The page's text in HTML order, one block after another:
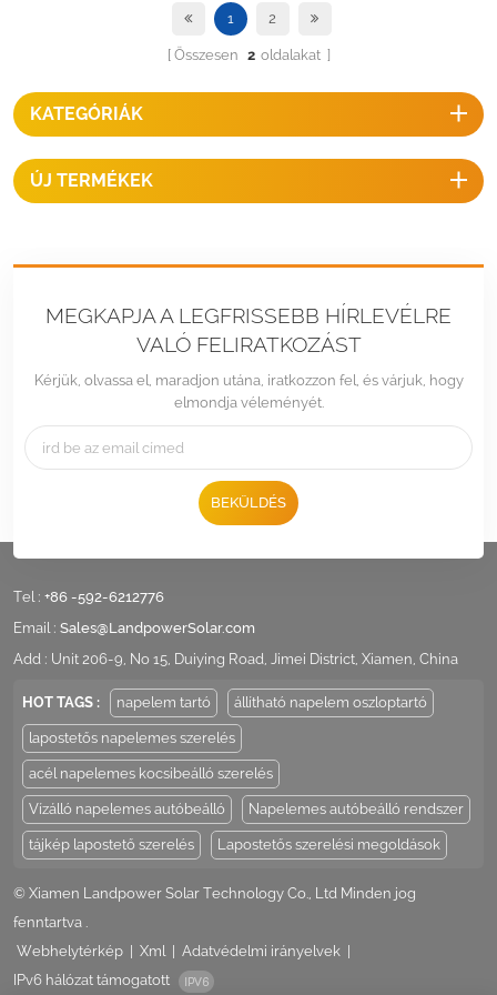
szabadidős járműre vagy
rögzítés napelemek
1 2
Összesen 2 oldalakat
KATEGÓRIÁK
ÚJ TERMÉKEK
MEGKAPJA A LEGFRISSEBB HÍRLEVÉLRE
VALÓ FELIRATKOZÁST
Kérjük, olvassa el, maradjon utána, iratkozzon fel, és várjuk, hogy
elmondja véleményét.
BEKÜLDÉS
Tel : +86 -592-6212776
Email : Sales@LandpowerSolar.com
Add : Unit 206-9, No 15, Duiying Road, Jimei District, Xiamen, China
HOT TAGS : napelem tartó állítható napelem oszloptartó
lapostetős napelemes szerelés
acél napelemes kocsibeálló szerelés
Vízálló napelemes autóbeálló Napelemes autóbeálló rendszer
tájkép lapostető szerelés Lapostetős szerelési megoldások
© Xiamen Landpower Solar Technology Co., Ltd Minden jog
fenntartva .
Webhelytérkép
Xml Adatvédelmi irányelvek
IPv6 hálózat támogatott